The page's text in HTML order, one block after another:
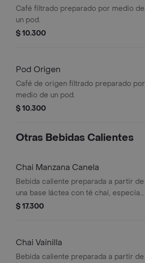
Café filtrado preparado por medio de
un pod.
$ 10.300
Pod Origen
Café de origen filtrado preparado por
medio de un pod.
$ 10.300
Otras Bebidas Calientes
Chai Manzana Canela
Bebida caliente preparada a partir de
una base láctea con té chai, especias,
sabor de manzana-canela y endulzado
$ 17.300
Chai Vainilla
Bebida caliente preparada a partir de